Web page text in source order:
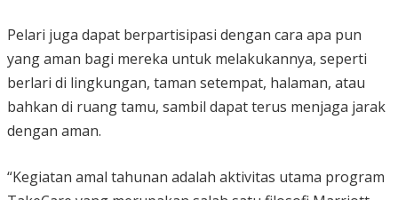
Pelari juga dapat berpartisipasi dengan cara apa pun
yang aman bagi mereka untuk melakukannya, seperti
berlari di lingkungan, taman setempat, halaman, atau
bahkan di ruang tamu, sambil dapat terus menjaga jarak
dengan aman.
“Kegiatan amal tahunan adalah aktivitas utama program